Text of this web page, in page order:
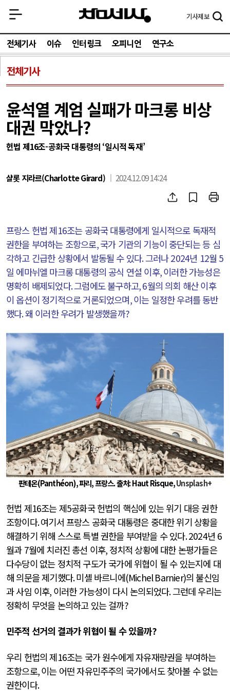
기사제보
전체기사 이슈 인터링크 오피니언 연구소
전체기사
윤석열 계엄 실패가 마크롱 비상
대권 막았나?
헌법 제16조-공화국 대통령의 ‘일시적 독재’
샬롯 지라르(Charlotte Girard) 2024.12.09 14:24
프랑스 헌법 제16조는 공화국 대통령에게 일시적으로 독재적
권한을 부여하는 조항으로,국가 기관의 기능이 중단되는 등 심
각하고 긴급한 상황에서 발동될 수 있다.그러나2024년 12월 5
일 에마뉘엘 마크롱 대통령의 공식 연설 이후,이러한 가능성은
명확히 배제되었다.그럼에도 불구하고, 6월의 의회 해산 이후
이 옵션이 정기적으로 거론되었으며,이는 일정한 우려를 동반
했다.왜 이러한 우려가 발생했을까?
판테온(Panthéon), 파리, 프랑스. 출처: Haut Risque,Unsplash+
헌법 제16조는 제5공화국 헌법의 핵심에 있는 위기 대응 권한
조항이다.여기서 프랑스 공화국 대통령은 중대한 위기 상황을
해결하기 위해 스스로 특별 권한을 부여받을 수 있다. 2024년 6
월과 7월에 치러진 총선 이후, 정치적 상황에 대한 논평가들은
다수당이 없는 정치적 구도가 국가에 위협이 될 수 있는지에 대
해 의문을 제기했다.미셸 바르니에(Michel Barnier)의 불신임
과 사임 이후, 이러한 가능성이 다시 논의되었다.그런데 우리는
정확히 무엇을 논의하고 있는 걸까?
민주적 선거의 결과가 위협이 될 수 있을까?
우리 헌법의 제16조는 국가 원수에게 자유재량권을 부여하는
조항으로,이는 어떤 자유민주주의 국가에서도 찾아볼 수 없는
권한이다.